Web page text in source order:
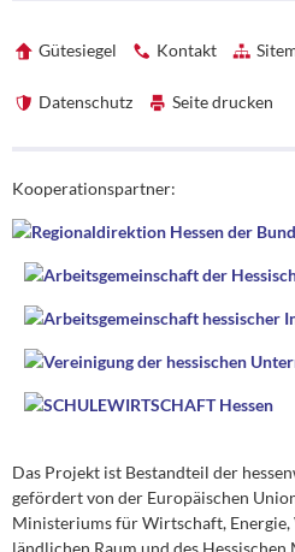
Gütesiegel Kontakt
Datenschutz Seite drucken
Förderhinweise
Kooperationspartner:
Das Projekt ist Bestandteil der
gefördert von der Europäischen
Ministeriums für Wirtschaft, Energie,
ländlichen Raum und des